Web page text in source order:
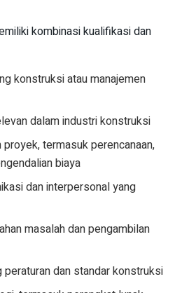
kombinasi kualifikasi dan
konstruksi atau manajemen
dalam industri konstruksi
proyek, termasuk perencanaan,
biaya
dan interpersonal yang
masalah dan pengambilan
peraturan dan standar konstruksi